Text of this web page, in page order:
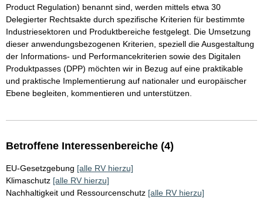
Product Regulation) benannt sind, werden mittels etwa 30
Delegierter Rechtsakte durch spezifische Kriterien für bestimmte
Industriesektoren und Produktbereiche festgelegt. Die Umsetzung
dieser anwendungsbezogenen Kriterien, speziell die Ausgestaltung
der Informations- und Performancekriterien sowie des Digitalen
Produktpasses (DPP) möchten wir in Bezug auf eine praktikable
und praktische Implementierung auf nationaler und europäischer
Ebene begleiten, kommentieren und unterstützen.
Betroffene Interessenbereiche (4)
EU-Gesetzgebung [alle RV hierzu]
Klimaschutz [alle RV hierzu]
Nachhaltigkeit und Ressourcenschutz [alle RV hierzu]